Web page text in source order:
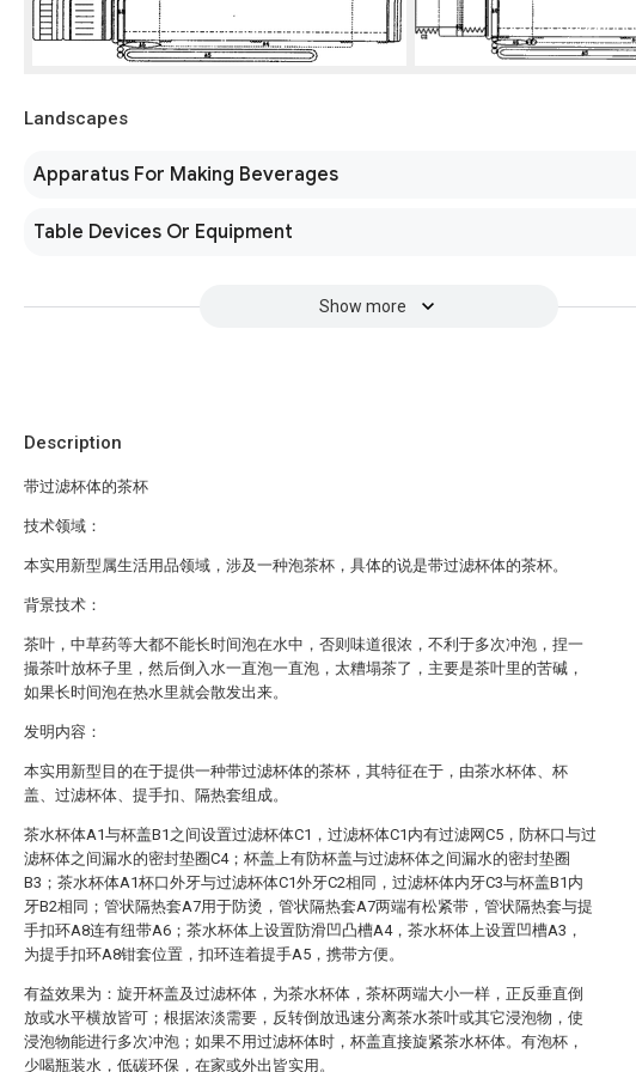
Landscapes
Apparatus For Making Beverages
Table Devices Or Equipment
Show more
Description
带过滤杯体的茶杯
技术领域：
本实用新型属生活用品领域，涉及一种泡茶杯，具体的说是带过滤杯体的茶杯。
背景技术：
茶叶，中草药等大都不能长时间泡在水中，否则味道很浓，不利于多次冲泡，捏一
撮茶叶放杯子里，然后倒入水一直泡一直泡，太糟塌茶了，主要是茶叶里的苦碱，
如果长时间泡在热水里就会散发出来。
发明内容：
本实用新型目的在于提供一种带过滤杯体的茶杯，其特征在于，由茶水杯体、杯
盖、过滤杯体、提手扣、隔热套组成。
茶水杯体A1与杯盖B1之间设置过滤杯体C1，过滤杯体C1内有过滤网C5，防杯口与过
滤杯体之间漏水的密封垫圈C4；杯盖上有防杯盖与过滤杯体之间漏水的密封垫圈
B3；茶水杯体A1杯口外牙与过滤杯体C1外牙C2相同，过滤杯体内牙C3与杯盖B1内
牙B2相同；管状隔热套A7用于防烫，管状隔热套A7两端有松紧带，管状隔热套与提
手扣环A8连有纽带A6；茶水杯体上设置防滑凹凸槽A4，茶水杯体上设置凹槽A3，
为提手扣环A8钳套位置，扣环连着提手A5，携带方便。
有益效果为：旋开杯盖及过滤杯体，为茶水杯体，茶杯两端大小一样，正反垂直倒
放或水平横放皆可；根据浓淡需要，反转倒放迅速分离茶水茶叶或其它浸泡物，使
浸泡物能进行多次冲泡；如果不用过滤杯体时，杯盖直接旋紧茶水杯体。有泡杯，
少喝瓶装水，低碳环保，在家或外出皆实用。